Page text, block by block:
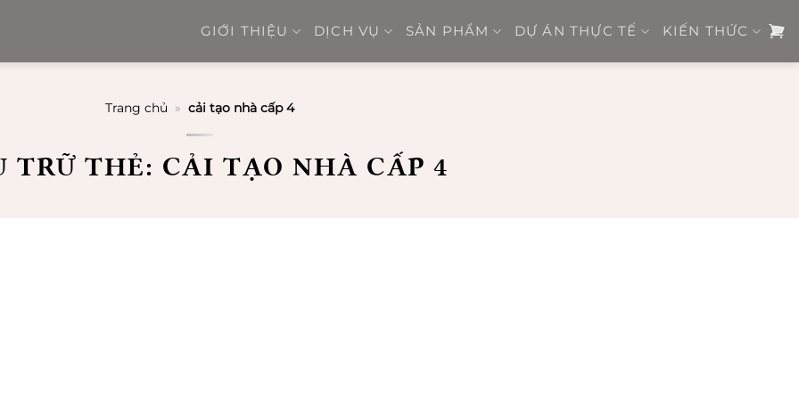
GIỚI THIỆU DỊCH VỤ SẢN PHẨM DỰ ÁN THỰC TẾ KIẾN THỨC
Trang chủ » cải tạo nhà cấp 4
TRỮ THẺ: CẢI TẠO NHÀ CẤP 4